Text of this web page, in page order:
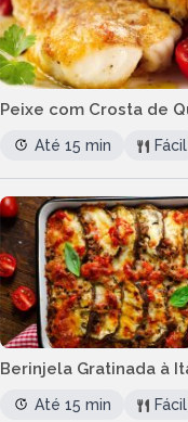
Peixe com Crosta de
Até 15 min Fácil
Berinjela Gratinada à
Até 15 min Fácil